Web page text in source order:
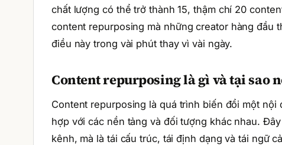
chất lượng có thể trở thành 15, thậm chí 20
content repurposing mà những creator hàng
điều này trong vài phút thay vì vài ngày.
Content repurposing là gì và tại sao
Content repurposing là quá trình biến đổi một
hợp với các nền tảng và đối tượng khác nhau.
kênh, mà là tái cấu trúc, tái định dạng và tái ngữ